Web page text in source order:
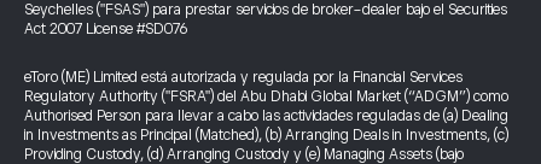
Seychelles ("FSAS") para prestar servicios de broker-dealer bajo el Securities
Act 2007 License #SD076
eToro (ME) Limited está autorizada y regulada por la Financial Services
Regulatory Authority ("FSRA") del Abu Dhabi Global Market (“ADGM”) como
Authorised Person para llevar a cabo las actividades reguladas de (a) Dealing
in Investments as Principal (Matched), (b) Arranging Deals in Investments, (c)
Providing Custody, (d) Arranging Custody y (e) Managing Assets (bajo